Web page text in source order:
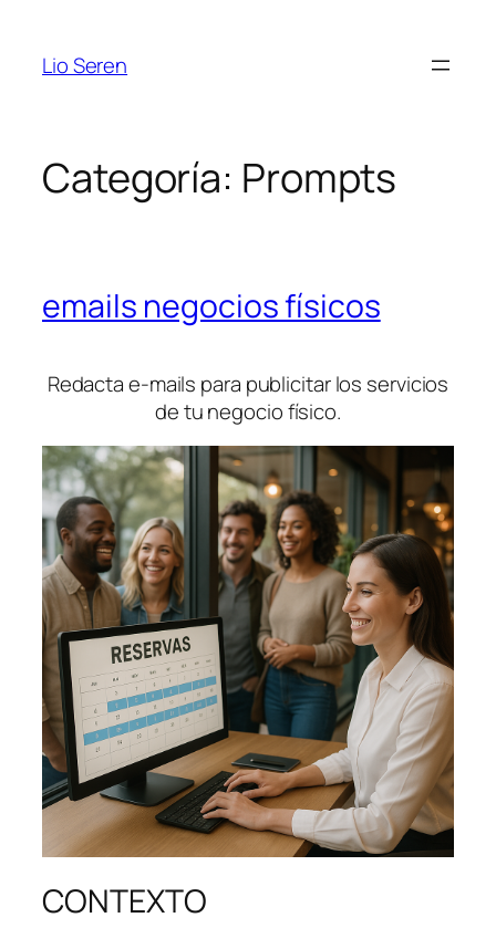
contenido
Lio Seren
Categoría: Prompts
emails negocios físicos
Redacta e-mails para publicitar los servicios
de tu negocio físico.
CONTEXTO